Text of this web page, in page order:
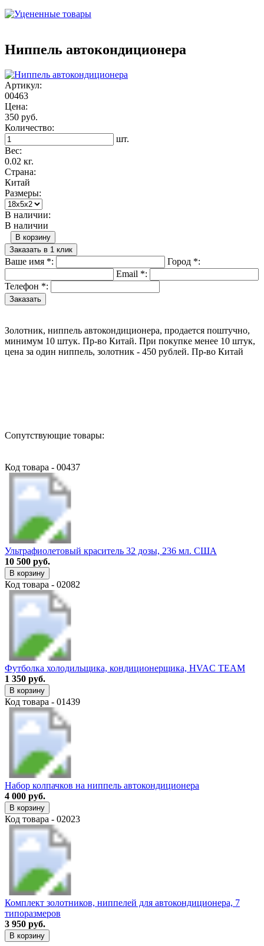
Ниппель автокондиционера
Артикул:
00463
Цена:
350 руб.
Количество:
шт.
Вес:
0.02 кг.
Страна:
Китай
Размеры:
В наличии:
В наличии
В корзину
Заказать в 1 клик
Ваше имя *: Город *:
Email *:
Телефон *:
Золотник, ниппель автокондиционера, продается поштучно,
минимум 10 штук. Пр-во Китай. При покупке менее 10 штук,
цена за один ниппель, золотник - 450 рублей. Пр-во Китай
Сопутствующие товары:
Код товара - 00437
Ультрафиолетовый краситель 32 дозы, 236 мл. США
10 500 руб.
В корзину
Код товара - 02082
Футболка холодильщика, кондиционерщика, HVAC TEAM
1 350 руб.
В корзину
Код товара - 01439
Набор колпачков на ниппель автокондиционера
4 000 руб.
В корзину
Код товара - 02023
Комплект золотников, ниппелей для автокондиционера, 7
типоразмеров
3 950 руб.
В корзину